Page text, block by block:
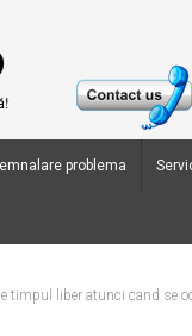
problema
timpul liber atunci cand se